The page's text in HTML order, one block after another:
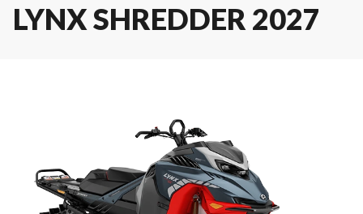
LYNX SHREDDER 2027